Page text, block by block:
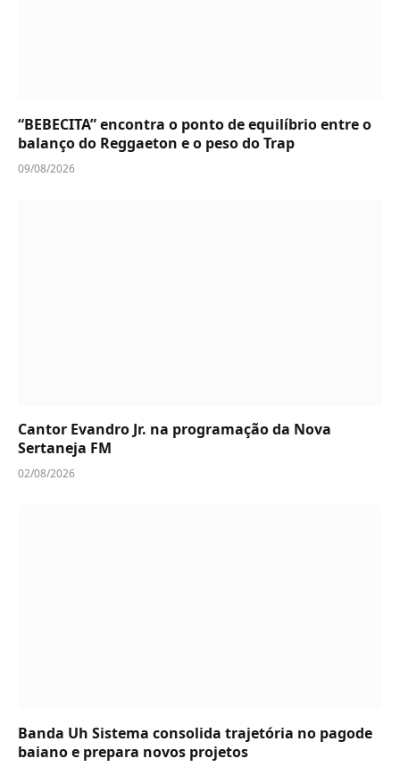
“BEBECITA” encontra o ponto de equilíbrio entre o
balanço do Reggaeton e o peso do Trap
09/08/2026
Cantor Evandro Jr. na programação da Nova
Sertaneja FM
02/08/2026
Banda Uh Sistema consolida trajetória no pagode
baiano e prepara novos projetos